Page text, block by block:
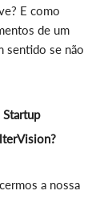
E como
de um
sentido se não
a nossa